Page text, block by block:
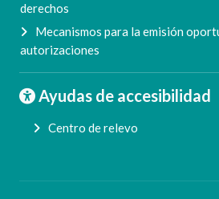
derechos
Mecanismos para la emisión
autorizaciones
Ayudas de accesibilidad
Centro de relevo